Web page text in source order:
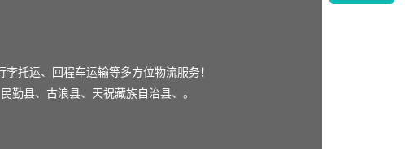
托运、回程车运输等多方位物流服务！
民勤县、 古浪县、 天祝藏族自治县、。